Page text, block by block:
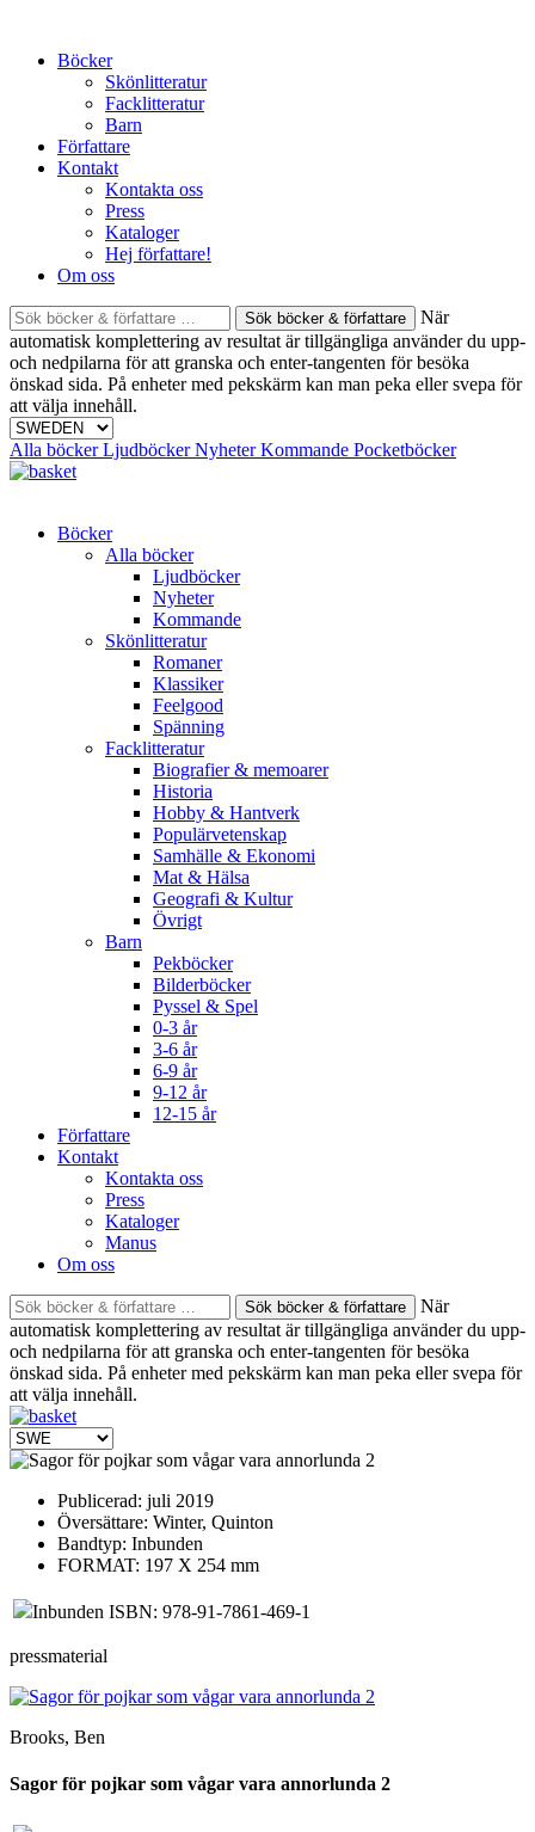
contentBöcker
Skönlitteratur
Facklitteratur
Barn
Författare
Kontakt
Kontakta oss
Press
Kataloger
Hej författare!
Om oss
Sök
böcker
&
författare
efter:
När
automatisk komplettering av resultat är tillgängliga använder du upp-
och nedpilarna för att granska och enter-tangenten för besöka
önskad sida. På enheter med pekskärm kan man peka eller svepa för
att välja innehåll.
Alla böckerLjudböckerNyheterKommande Pocketböcker
Böcker
Alla böcker
Ljudböcker
Nyheter
Kommande
Skönlitteratur
Romaner
Klassiker
Feelgood
Spänning
Facklitteratur
Biografier & memoarer
Historia
Hobby & Hantverk
Populärvetenskap
Samhälle & Ekonomi
Mat & Hälsa
Geografi & Kultur
Övrigt
Barn
Pekböcker
Bilderböcker
Pyssel & Spel
0-3 år
3-6 år
6-9 år
9-12 år
12-15 år
Författare
Kontakt
Kontakta oss
Press
Kataloger
Manus
Om oss
Sök
böcker
&
författare
efter:
När
automatisk komplettering av resultat är tillgängliga använder du upp-
och nedpilarna för att granska och enter-tangenten för besöka
önskad sida. På enheter med pekskärm kan man peka eller svepa för
att välja innehåll.
Publicerad: juli 2019
Översättare: Winter, Quinton
Bandtyp: Inbunden
FORMAT: 197 X 254 mm
Inbunden ISBN: 978-91-7861-469-1
pressmaterial
Brooks, Ben
Sagor för pojkar som vågar vara annorlunda 2